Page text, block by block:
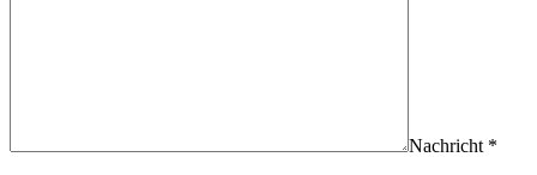
Nachricht *